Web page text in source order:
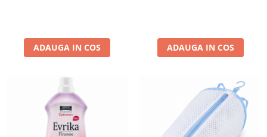
ADAUGA IN COS ADAUGA IN COS